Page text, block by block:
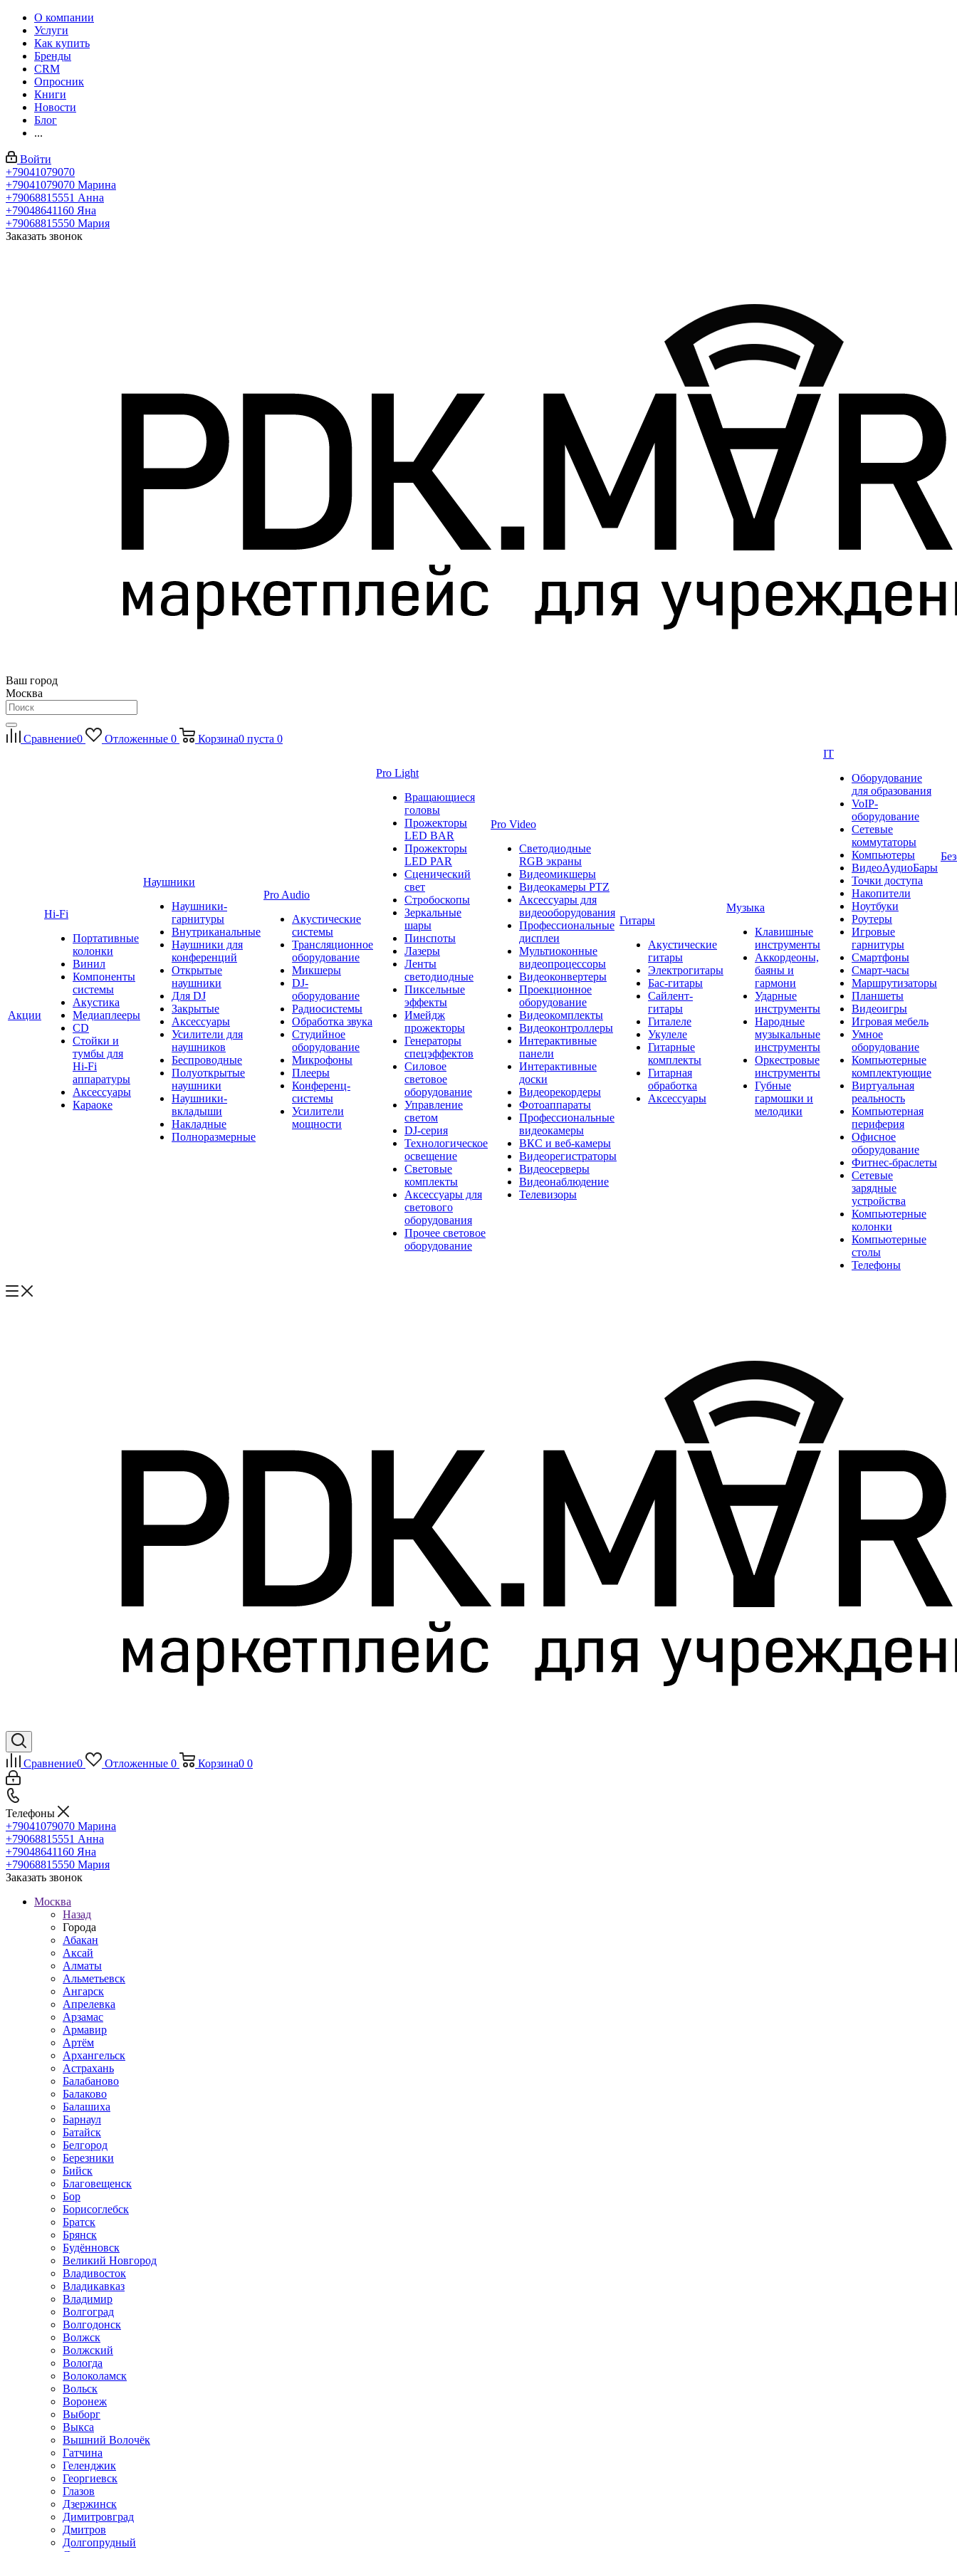
О компании
Услуги
Как купить
Бренды
CRM
Опросник
Книги
Новости
Блог
...
Войти
+79041079070
+79041079070 Марина
+79068815551 Анна
+79048641160 Яна
+79068815550 Мария
Заказать звонок
Ваш город
Москва
Сравнение0 Отложенные 0 Корзина0 пуста 0
Акции
Hi-Fi
Портативные
колонки
Винил
Компоненты
системы
Акустика
Медиаплееры
CD
Стойки и
тумбы для
Hi-Fi
аппаратуры
Аксессуары
Караоке
Наушники
Наушники-
гарнитуры
Внутриканальные
Наушники для
конференций
Открытые
наушники
Для DJ
Закрытые
Аксессуары
Усилители для
наушников
Беспроводные
Полуоткрытые
наушники
Наушники-
вкладыши
Накладные
Полноразмерные
Pro Audio
Акустические
системы
Трансляционное
оборудование
Микшеры
DJ-
оборудование
Радиосистемы
Обработка звука
Студийное
оборудование
Микрофоны
Плееры
Конференц-
системы
Усилители
мощности
Pro Light
Вращающиеся
головы
Прожекторы
LED BAR
Прожекторы
LED PAR
Сценический
свет
Стробоскопы
Зеркальные
шары
Пинспоты
Лазеры
Ленты
светодиодные
Пиксельные
эффекты
Имейдж
прожекторы
Генераторы
спецэффектов
Силовое
световое
оборудование
Управление
светом
DJ-серия
Технологическое
освещение
Световые
комплекты
Аксессуары для
светового
оборудования
Прочее световое
оборудование
Pro Video
Светодиодные
RGB экраны
Видеомикшеры
Видеокамеры PTZ
Аксессуары для
видеооборудования
Профессиональные
дисплеи
Мультиоконные
видеопроцессоры
Видеоконвертеры
Проекционное
оборудование
Видеокомплекты
Видеоконтроллеры
Интерактивные
панели
Интерактивные
доски
Видеорекордеры
Фотоаппараты
Профессиональные
видеокамеры
ВКС и веб-камеры
Видеорегистраторы
Видеосерверы
Видеонаблюдение
Телевизоры
Гитары
Акустические
гитары
Электрогитары
Бас-гитары
Сайлент-
гитары
Гиталеле
Укулеле
Гитарные
комплекты
Гитарная
обработка
Аксессуары
Музыка
Клавишные
инструменты
Аккордеоны,
баяны и
гармони
Ударные
инструменты
Народные
музыкальные
инструменты
Оркестровые
инструменты
Губные
гармошки и
мелодики
IT
Оборудование
для образования
VoIP-
оборудование
Сетевые
коммутаторы
Компьютеры
ВидеоАудиоБары
Точки доступа
Накопители
Ноутбуки
Роутеры
Игровые
гарнитуры
Смартфоны
Смарт-часы
Маршрутизаторы
Планшеты
Видеоигры
Игровая мебель
Умное
оборудование
Компьютерные
комплектующие
Виртуальная
реальность
Компьютерная
периферия
Офисное
оборудование
Фитнес-браслеты
Сетевые
зарядные
устройства
Компьютерные
колонки
Компьютерные
столы
Телефоны
Сравнение0 Отложенные 0 Корзина0 0
Телефоны
+79041079070 Марина
+79068815551 Анна
+79048641160 Яна
+79068815550 Мария
Заказать звонок
Москва
Назад
Города
Абакан
Аксай
Алматы
Альметьевск
Ангарск
Апрелевка
Арзамас
Армавир
Артём
Архангельск
Астрахань
Балабаново
Балаково
Балашиха
Барнаул
Батайск
Белгород
Березники
Бийск
Благовещенск
Бор
Борисоглебск
Братск
Брянск
Будённовск
Великий Новгород
Владивосток
Владикавказ
Владимир
Волгоград
Волгодонск
Волжск
Волжский
Вологда
Волоколамск
Вольск
Воронеж
Выборг
Выкса
Вышний Волочёк
Гатчина
Геленджик
Георгиевск
Глазов
Дзержинск
Димитровград
Дмитров
Долгопрудный